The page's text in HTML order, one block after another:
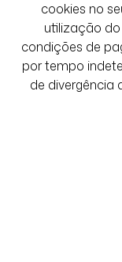
cookies no
utilização
condições de
por tempo
de divergência